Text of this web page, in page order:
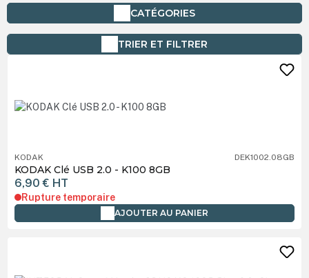
CATÉGORIES
TRIER ET FILTRER
KODAK DEK1002.08GB
KODAK Clé USB 2.0 - K100 8GB
6,90 € HT
Rupture temporaire
AJOUTER AU PANIER